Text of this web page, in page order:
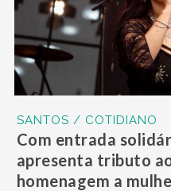
SANTOS / COTIDIANO
Com entrada
apresenta tributo
homenagem a